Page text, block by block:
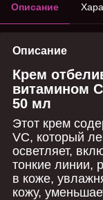
Описание
Описание
Крем
витамином
50 мл
Этот крем
VC, который
осветляет,
тонкие линии,
в коже,
кожу,